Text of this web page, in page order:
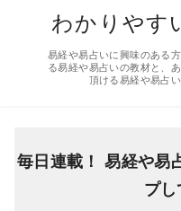
わかりやす
易経や易占いに興味のある
る易経や易占いの教材と、
頂ける易経や易占
毎日連載！ 易経や易
プし